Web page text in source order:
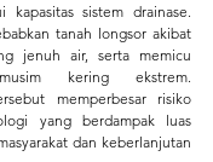
sistem drainase.
tanah longsor akibat
jenuh air, serta memicu
kering ekstrem.
memperbesar risiko
yang berdampak luas
dan keberlanjutan